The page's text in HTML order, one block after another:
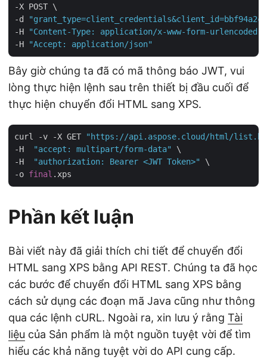
-X POST \
-d
"grant_type=client_credentials&client_id=bbf94a2c-
-H
"Content-Type: application/x-www-form-urlencoded"
-H
"Accept: application/json"
Bây giờ chúng ta đã có mã thông báo JWT, vui
lòng thực hiện lệnh sau trên thiết bị đầu cuối để
thực hiện chuyển đổi HTML sang XPS.
curl -v -X GET
"https://api.aspose.cloud/html/
-H
"accept: multipart/form-data"
\
-H
"authorization: Bearer <JWT Token>"
\
-o final
Phần kết luận
Bài viết này đã giải thích chi tiết để chuyển đổi
HTML sang XPS bằng API REST. Chúng ta đã học
các bước để chuyển đổi HTML sang XPS bằng
cách sử dụng các đoạn mã Java cũng như thông
qua các lệnh cURL. Ngoài ra, xin lưu ý rằng Tài
liệu của Sản phẩm là một nguồn tuyệt vời để tìm
hiểu các khả năng tuyệt vời do API cung cấp.